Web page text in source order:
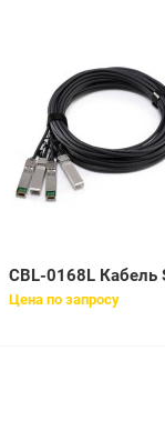
Цена по запросу